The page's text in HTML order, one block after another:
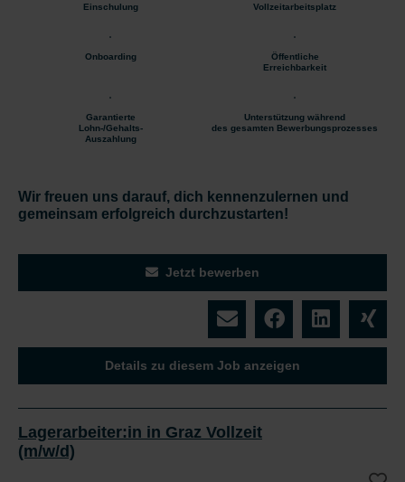
Einschulung Vollzeitarbeitsplatz
Onboarding
Öffentliche
Erreichbarkeit
Garantierte
Lohn-/Gehalts-
Auszahlung
Unterstützung während
des gesamten Bewerbungsprozesses
Wir freuen uns darauf, dich kennenzulernen und
gemeinsam erfolgreich durchzustarten!
Jetzt bewerben
Details zu diesem Job anzeigen
Lagerarbeiter:in in Graz Vollzeit
(m/w/d)